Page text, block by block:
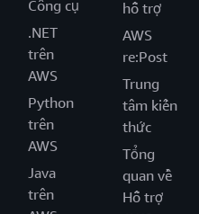
Công cụ
.NET
trên
AWS
Python
trên
AWS
Java
trên
hỗ trợ
AWS
re:Post
Trung
tâm kiến
thức
Tổng
quan về
Hỗ trợ